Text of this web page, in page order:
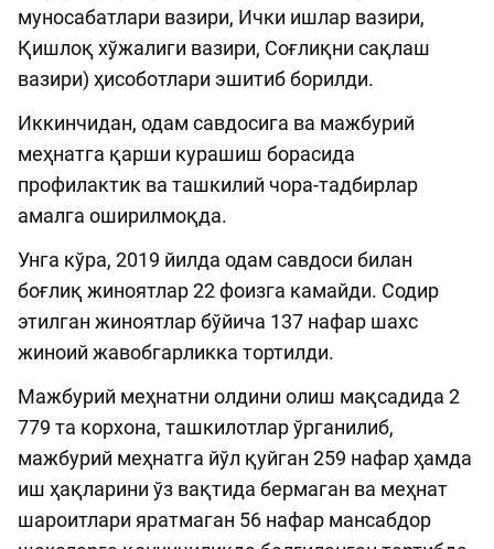
муносабатлари вазири, Ички ишлар вазири,
Қишлоқ хўжалиги вазири, Соғлиқни сақлаш
вазири) ҳисоботлари эшитиб борилди.
Иккинчидан, одам савдосига ва мажбурий
меҳнатга қарши курашиш борасида
профилактик ва ташкилий чора-тадбирлар
амалга оширилмоқда.
Унга кўра, 2019 йилда одам савдоси билан
боғлиқ жиноятлар 22 фоизга камайди. Содир
этилган жиноятлар бўйича 137 нафар шахс
жиноий жавобгарликка тортилди.
Мажбурий меҳнатни олдини олиш мақсадида 2
779 та корхона, ташкилотлар ўрганилиб,
мажбурий меҳнатга йўл қуйган 259 нафар ҳамда
иш ҳақларини ўз вақтида бермаган ва меҳнат
шароитлари яратмаган 56 нафар мансабдор